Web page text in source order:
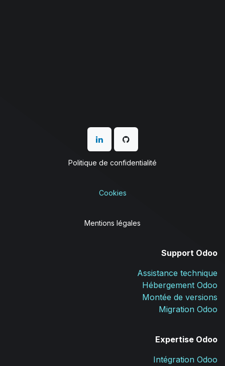
Politique de confidentialité
Cookies
Mentions légales
Support Odoo
Assistance technique
Hébergement Odoo
Montée de versions
Migration Odoo
Expertise Odoo
Intégration Odoo